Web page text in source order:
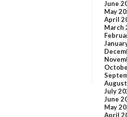
June
May
April
March
July
June
May
April